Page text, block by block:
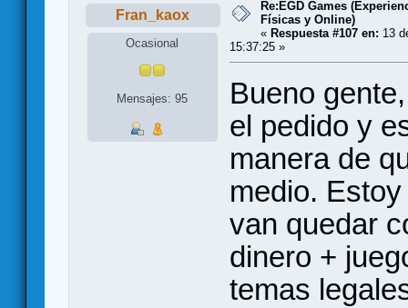
Fran_kaox
Ocasional
Mensajes: 95
Re:EGD Games
Físicas y Online)
« Respuesta #107 en: 13
15:37:25 »
Bueno
el pedido y
manera de
medio.
van quedar
dinero +
temas